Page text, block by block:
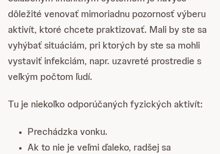
dôležité venovať mimoriadnu pozornosť výberu
aktivít, ktoré chcete praktizovať. Mali by ste sa
vyhýbať situáciám, pri ktorých by ste sa mohli
vystaviť infekciám, napr. uzavreté prostredie s
veľkým počtom ľudí.
Tu je niekoľko odporúčaných fyzických aktivít:
Prechádzka vonku.
Ak to nie je veľmi ďaleko, radšej sa